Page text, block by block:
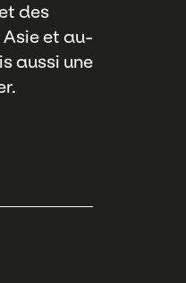
des
et au-
aussi une